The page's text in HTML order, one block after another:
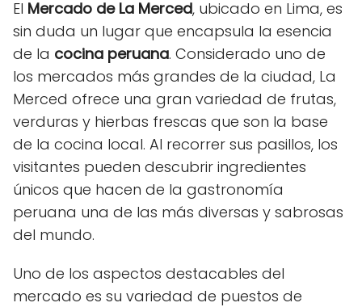
El Mercado de La Merced, ubicado en Lima, es
sin duda un lugar que encapsula la esencia
de la cocina peruana. Considerado uno de
los mercados más grandes de la ciudad, La
Merced ofrece una gran variedad de frutas,
verduras y hierbas frescas que son la base
de la cocina local. Al recorrer sus pasillos, los
visitantes pueden descubrir ingredientes
únicos que hacen de la gastronomía
peruana una de las más diversas y sabrosas
del mundo.
Uno de los aspectos destacables del
mercado es su variedad de puestos de